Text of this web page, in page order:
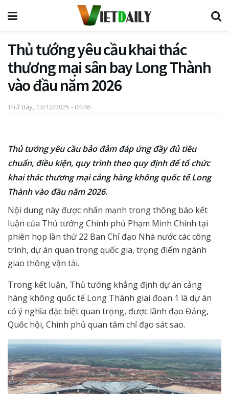
Thủ tướng yêu cầu khai thác
thương mại sân bay Long Thành
vào đầu năm 2026
Thứ Bảy, 13/12/2025 - 04:46
Thủ tướng yêu cầu bảo đảm đáp ứng đầy đủ tiêu
chuẩn, điều kiện, quy trình theo quy định để tổ chức
khai thác thương mại cảng hàng không quốc tế Long
Thành vào đầu năm 2026.
Nội dung này được nhấn mạnh trong thông báo kết
luận của Thủ tướng Chính phủ Phạm Minh Chính tại
phiên họp lần thứ 22 Ban Chỉ đạo Nhà nước các công
trình, dự án quan trọng quốc gia, trọng điểm ngành
giao thông vận tải.
Trong kết luận, Thủ tướng khẳng định dự án cảng
hàng không quốc tế Long Thành giai đoạn 1 là dự án
có ý nghĩa đặc biệt quan trọng, được lãnh đạo Đảng,
Quốc hội, Chính phủ quan tâm chỉ đạo sát sao.